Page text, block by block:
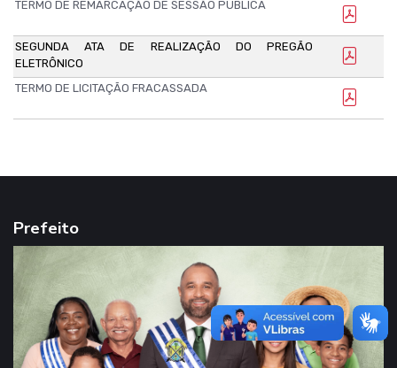
TERMO DE REMARCAÇÃO DE SESSÃO PÚBLICA
SEGUNDA ATA DE REALIZAÇÃO DO PREGÃO
ELETRÔNICO
TERMO DE LICITAÇÃO FRACASSADA
Prefeito